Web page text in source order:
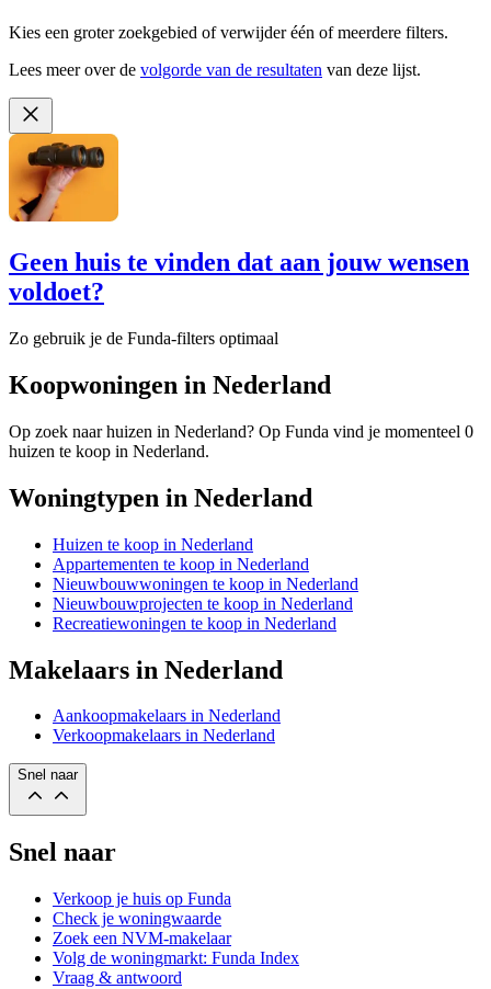
Kies een groter zoekgebied of verwijder één of meerdere filters.
Lees meer over de volgorde van de resultaten van deze lijst.
Geen huis te vinden dat aan jouw wensen
voldoet?
Zo gebruik je de Funda-filters optimaal
Koopwoningen in Nederland
Op zoek naar huizen in Nederland? Op Funda vind je momenteel 0
huizen te koop in Nederland.
Woningtypen in Nederland
Huizen te koop in Nederland
Appartementen te koop in Nederland
Nieuwbouwwoningen te koop in Nederland
Nieuwbouwprojecten te koop in Nederland
Recreatiewoningen te koop in Nederland
Makelaars in Nederland
Aankoopmakelaars in Nederland
Verkoopmakelaars in Nederland
Snel naar
Snel naar
Verkoop je huis op Funda
Check je woningwaarde
Zoek een NVM-makelaar
Volg de woningmarkt: Funda Index
Vraag & antwoord